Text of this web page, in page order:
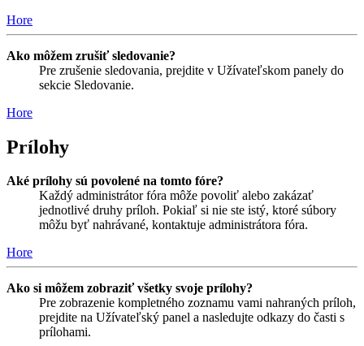
Hore
Ako môžem zrušiť sledovanie?
Pre zrušenie sledovania, prejdite v Užívateľskom panely do
sekcie Sledovanie.
Hore
Prílohy
Aké prílohy sú povolené na tomto fóre?
Každý administrátor fóra môže povoliť alebo zakázať
jednotlivé druhy príloh. Pokiaľ si nie ste istý, ktoré súbory
môžu byť nahrávané, kontaktuje administrátora fóra.
Hore
Ako si môžem zobraziť všetky svoje prílohy?
Pre zobrazenie kompletného zoznamu vami nahraných príloh,
prejdite na Užívateľský panel a nasledujte odkazy do časti s
prílohami.